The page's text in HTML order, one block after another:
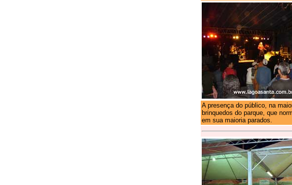
A presença do público, na
brinquedos do parque, que
em sua maioria parados.